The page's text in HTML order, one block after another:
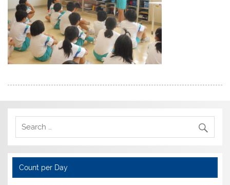
Count per Day